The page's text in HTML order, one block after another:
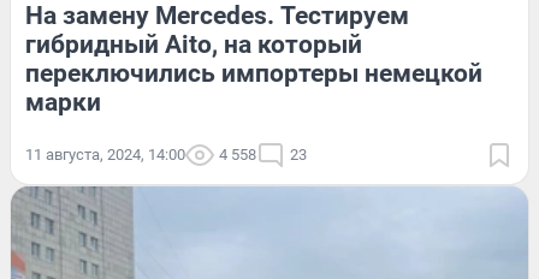
На замену Mercedes. Тестируем
гибридный Aito, на который
переключились импортеры немецкой
марки
11 августа, 2024, 14:00 4 558 23